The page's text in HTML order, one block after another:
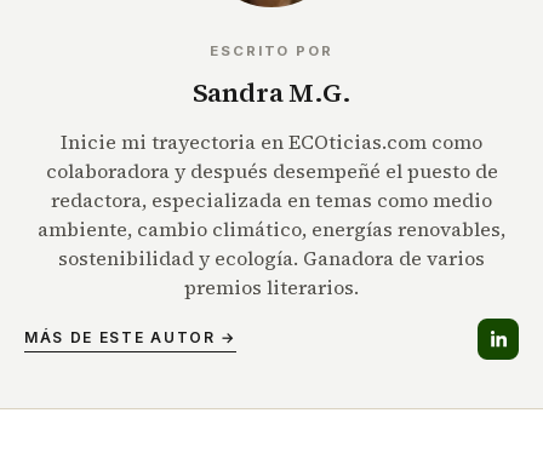
ESCRITO POR
Sandra M.G.
Inicie mi trayectoria en ECOticias.com como
colaboradora y después desempeñé el puesto de
redactora, especializada en temas como medio
ambiente, cambio climático, energías renovables,
sostenibilidad y ecología. Ganadora de varios
premios literarios.
MÁS DE ESTE AUTOR →